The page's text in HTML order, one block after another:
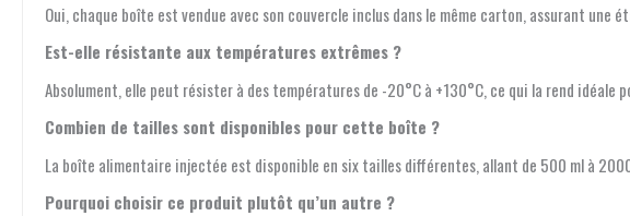
Oui, chaque boîte est vendue avec son couvercle inclus dans le même carton, assurant une
Est-elle résistante aux températures extrêmes ?
Absolument, elle peut résister à des températures de -20°C à +130°C, ce qui la rend idéale
Combien de tailles sont disponibles pour cette boîte ?
La boîte alimentaire injectée est disponible en six tailles différentes, allant de 500 ml à
Pourquoi choisir ce produit plutôt qu’un autre ?